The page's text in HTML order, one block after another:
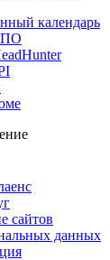
календарь
ПО
сайтов
данных